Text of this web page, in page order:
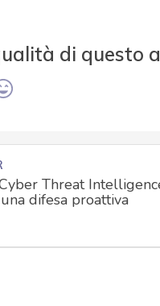
di questo
Threat
difesa proattiva